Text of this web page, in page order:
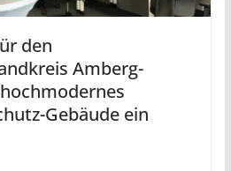
den
Amberg-
Gebäude ein